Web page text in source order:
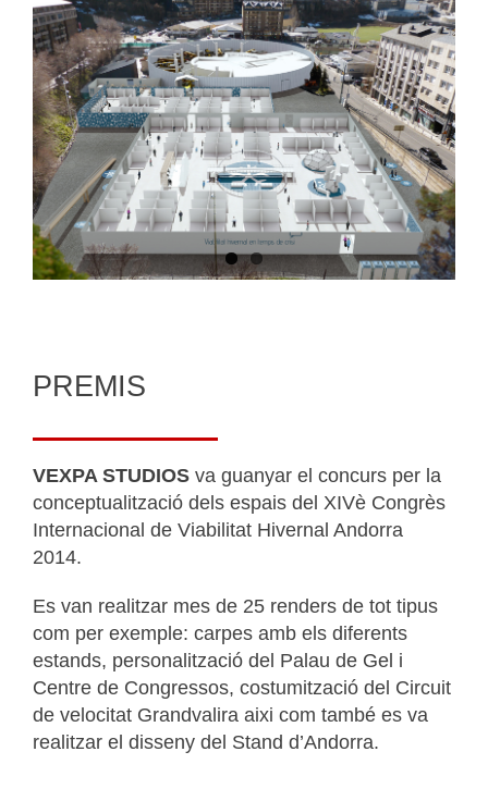
PREMIS
VEXPA STUDIOS va guanyar el concurs per la
conceptualització dels espais del XIVè Congrès
Internacional de Viabilitat Hivernal Andorra
2014.
Es van realitzar mes de 25 renders de tot tipus
com per exemple: carpes amb els diferents
estands, personalització del Palau de Gel i
Centre de Congressos, costumització del Circuit
de velocitat Grandvalira aixi com també es va
realitzar el disseny del Stand d’Andorra.